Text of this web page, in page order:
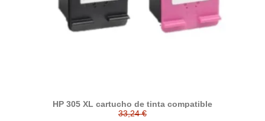
HP 305 XL cartucho de tinta compatible
33,24 €